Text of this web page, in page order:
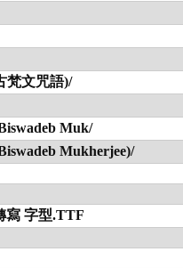
梵文咒語)/
Muk/
Mukherjee)/
寫 字型.TTF